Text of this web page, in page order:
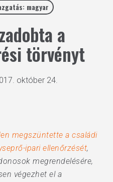
magyar
a
törvényt
október 24.
megszüntette a családi
ipari ellenőrzését,
megrendelésére,
végezhet el a